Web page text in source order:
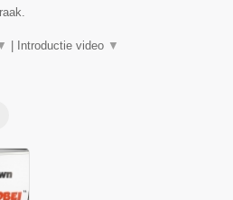
Introductie video ▼